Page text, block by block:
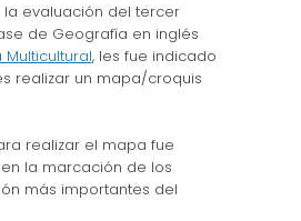
evaluación del tercer
de Geografía en inglés
, les fue indicado
realizar un mapa/croquis
realizar el mapa fue
la marcación de los
más importantes del